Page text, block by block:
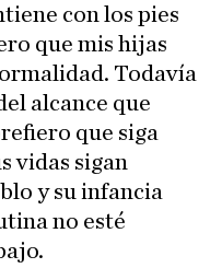
con los pies
que mis hijas
Todavía
alcance que
que siga
vidas sigan
y su infancia
no esté